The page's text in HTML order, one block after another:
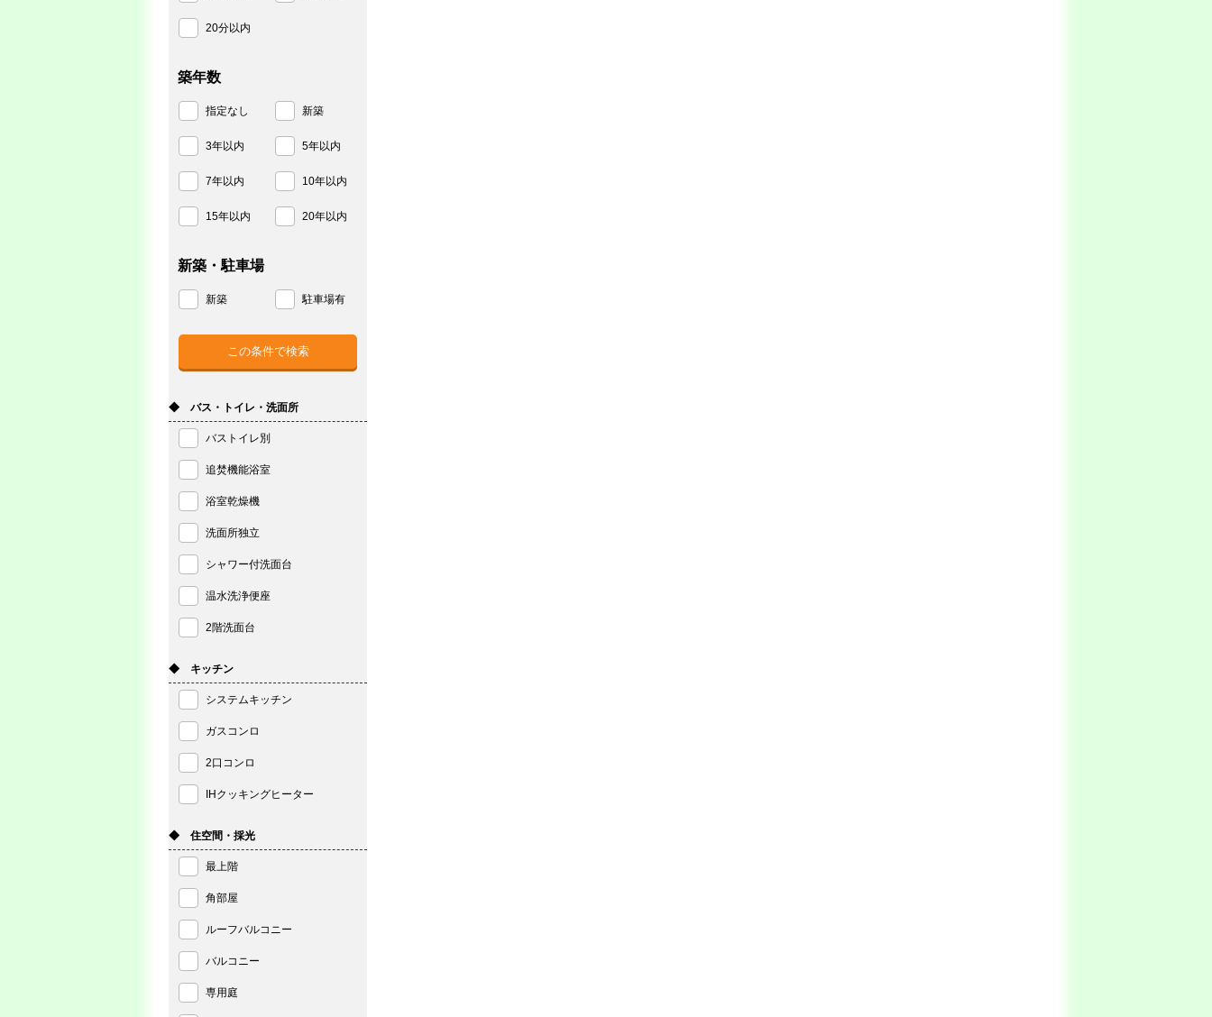
20分以内
築年数
指定なし 新築
3年以内 5年以内
7年以内 10年以内
15年以内 20年以内
新築・駐車場
新築 駐車場有
◆ バス・トイレ・洗面所
バストイレ別
追焚機能浴室
浴室乾燥機
洗面所独立
シャワー付洗面台
温水洗浄便座
2階洗面台
◆ キッチン
システムキッチン
ガスコンロ
2口コンロ
IHクッキングヒーター
◆ 住空間・採光
最上階
角部屋
ルーフバルコニー
バルコニー
専用庭